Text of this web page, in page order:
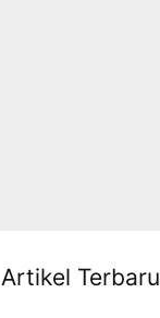
Artikel Terbaru